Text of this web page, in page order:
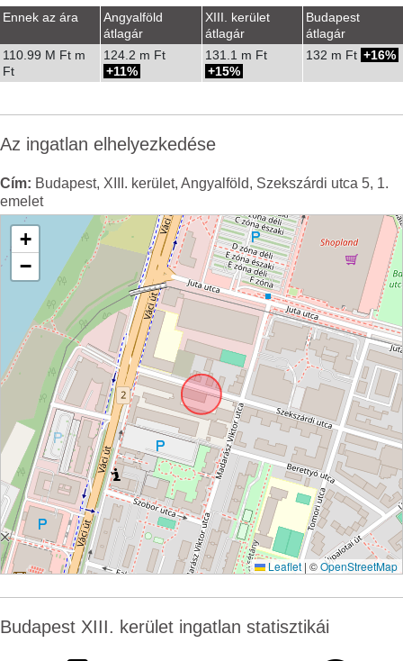
Ennek az ára
Angyalföld
átlagár
XIII. kerület
átlagár
Budapest
átlagár
110.99 M Ft m
Ft
124.2 m Ft
11%
131.1 m Ft
15%
132 m Ft 16%
Az ingatlan elhelyezkedése
Cím: Budapest, XIII. kerület, Angyalföld, Szekszárdi utca 5, 1.
emelet
+
−
Leaflet | ©OpenStreetMap
Budapest XIII. kerület ingatlan statisztikái